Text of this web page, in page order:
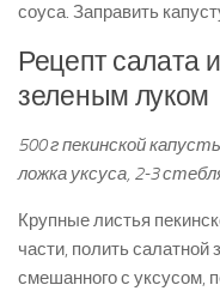
соуса. Заправить
Рецепт салата
зеленым луком
500 г пекинской
ложка уксуса, 2-3
Крупные листья
части, полить салатной
смешанного с уксусом,